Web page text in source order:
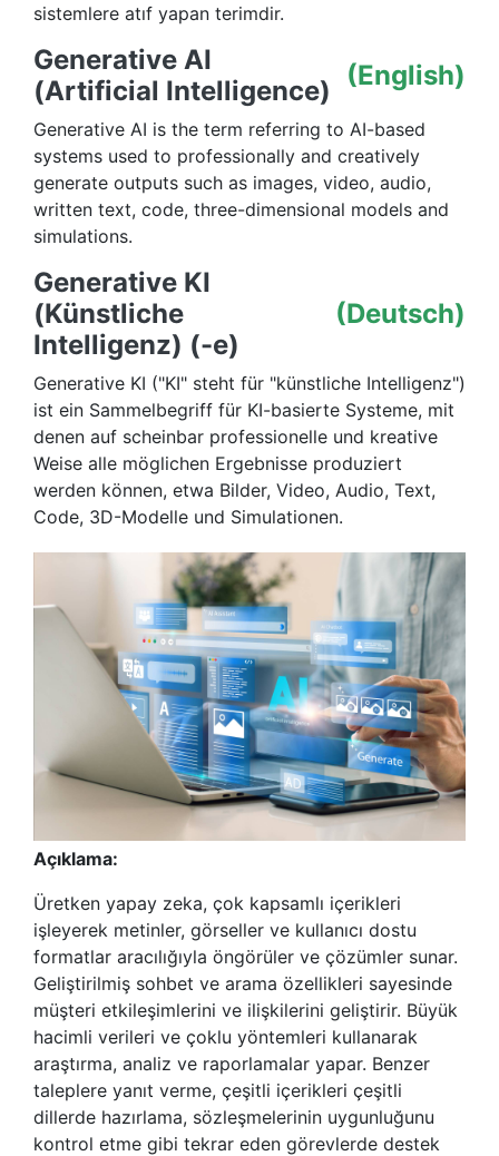
sistemlere atıf yapan terimdir.
Generative AI
(Artificial Intelligence)
(English)
Generative AI is the term referring to AI-based
systems used to professionally and creatively
generate outputs such as images, video, audio,
written text, code, three-dimensional models and
simulations.
Generative KI
(Künstliche
Intelligenz) (-e)
(Deutsch)
Generative KI ("KI" steht für "künstliche Intelligenz")
ist ein Sammelbegriff für KI-basierte Systeme, mit
denen auf scheinbar professionelle und kreative
Weise alle möglichen Ergebnisse produziert
werden können, etwa Bilder, Video, Audio, Text,
Code, 3D-Modelle und Simulationen.
Açıklama:
Üretken yapay zeka, çok kapsamlı içerikleri
işleyerek metinler, görseller ve kullanıcı dostu
formatlar aracılığıyla öngörüler ve çözümler sunar.
Geliştirilmiş sohbet ve arama özellikleri sayesinde
müşteri etkileşimlerini ve ilişkilerini geliştirir. Büyük
hacimli verileri ve çoklu yöntemleri kullanarak
araştırma, analiz ve raporlamalar yapar. Benzer
taleplere yanıt verme, çeşitli içerikleri çeşitli
dillerde hazırlama, sözleşmelerinin uygunluğunu
kontrol etme gibi tekrar eden görevlerde destek